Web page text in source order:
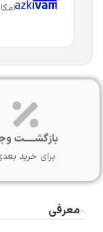
بازگشـــــت
برای خرید
معرفی